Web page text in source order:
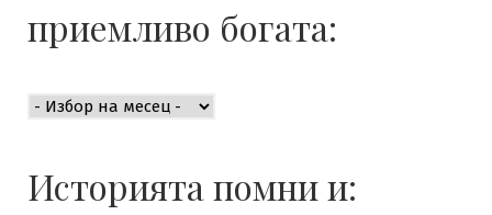
приемливо богата:
Историята помни и: